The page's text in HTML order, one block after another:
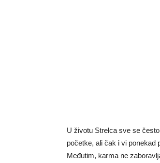
U životu Strelca sve se
početke, ali čak i vi ponekad
Međutim, karma ne